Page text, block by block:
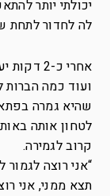
יכולתי יותר
לה לחדור לתחת
אחרי כ-2
ועוד כמה
שהיא גמרה
קרוב לגמירה.
“אני רוצה
תצא ממני, אני